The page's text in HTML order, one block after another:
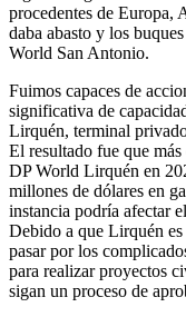
procedentes de Europa,
daba abasto y los
World San Antonio.
Fuimos capaces de
significativa de
Lirquén, terminal
El resultado fue que
DP World Lirquén en
millones de dólares en
instancia podría afectar
Debido a que Lirquén
pasar por los
para realizar proyectos
sigan un proceso de